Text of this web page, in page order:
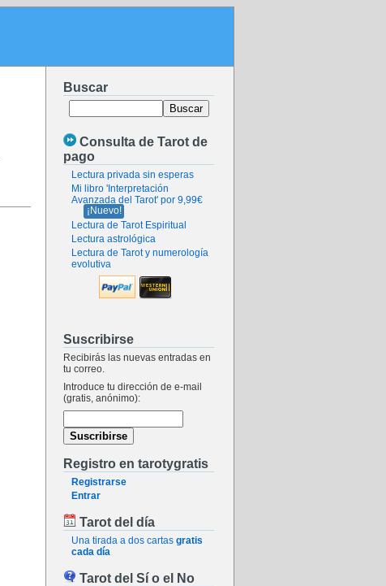
Buscar
Consulta de Tarot de
pago
Lectura privada sin esperas
Mi libro 'Interpretación
Avanzada del Tarot' por 9,99€
¡Nuevo!
Lectura de Tarot Espiritual
Lectura astrológica
Lectura de Tarot y numerología
evolutiva
Suscribirse
Recibirás las nuevas entradas en
tu correo.
Introduce tu dirección de e-mail
(gratis, anónimo):
Registro en tarotygratis
Registrarse
Entrar
Tarot del día
Una tirada a dos cartas gratis
cada día
Tarot del Sí o el No